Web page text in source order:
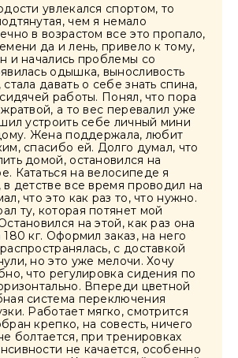
увлекался спортом, то
чем я немало
в возрастом все это пропало,
да и лень, привело к тому,
и начались проблемы со
одышка, выносливость
давать о себе знать спина,
сидячей работы. Понял, что пора
жратвой, а то вес перевалил уже
устроить себе личный мини
Жена поддержала, любит
спасибо ей. Долго думал, что
домой, остановился на
Кататься на велосипеде я
детстве все время проводил на
что это как раз то, что нужно.
ту, которая потянет мой
на этой, как раз она
180 кг. Оформил заказ, на него
с доставкой
но это уже мелочи. Хочу
что регулировка сидения по
Впереди цветной
система переключения
Работает мягко, смотрится
крепко, на совесть, ничего
болтается, при тренировках
не качается, особенно